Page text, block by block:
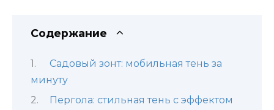
Содержание
Садовый зонт: мобильная тень за
минуту
Пергола: стильная тень с эффектом